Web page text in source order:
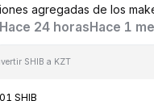
agregadas de los
Hace 24 horasHace 1
SHIB a KZT
SHIB